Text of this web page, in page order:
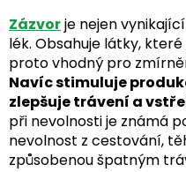
Zázvorje nejen
lék. Obsahuje látky,
proto vhodný pro
Navíc stimuluje
zlepšuje trávení a
při nevolnosti je známá
nevolnost z cestování,
způsobenou špatným